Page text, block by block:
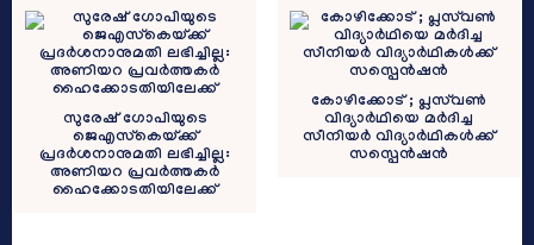
സുരേഷ് ഗോപിയുടെ
ജെഎസ്കെയ്ക്ക്
പ്രദര്‍ശനാനുമതി ലഭിച്ചില്ല:
അണിയറ പ്രവര്‍ത്തകര്‍
ഹൈക്കോടതിയിലേക്ക്
കോഴിക്കോട് ; പ്ലസ്‌വൺ
വിദ്യാർഥിയെ മർദിച്ച
സീനിയർ വിദ്യാർഥികൾക്ക്
സസ്പെൻഷൻ